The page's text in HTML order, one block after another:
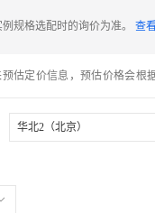
规格选配时的询价为准。 查
估定价信息，预估价格会根
华北2（北京）